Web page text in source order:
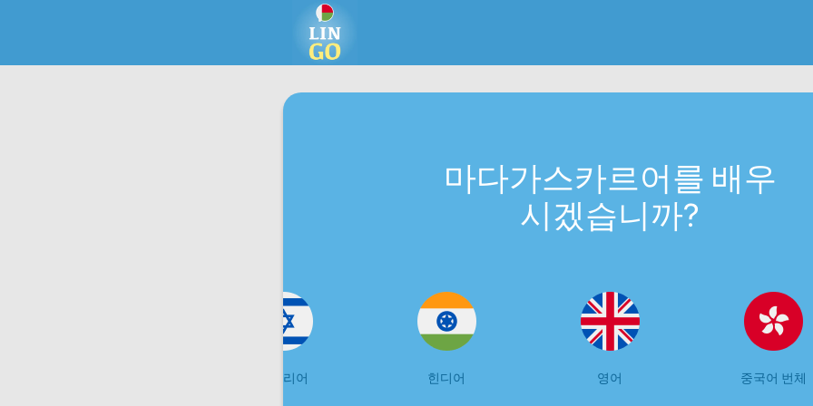
마다가스카르어를 배우
시겠습니까?
히브리어 힌디어 영어 중국어 번체